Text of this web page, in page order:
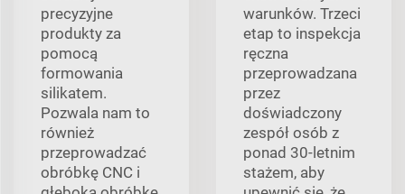
precyzyjne
produkty za
pomocą
formowania
silikatem.
Pozwala nam to
również
przeprowadzać
obróbkę CNC i
warunków. Trzeci
etap to inspekcja
ręczna
przeprowadzana
przez
doświadczony
zespół osób z
ponad 30-letnim
stażem, aby